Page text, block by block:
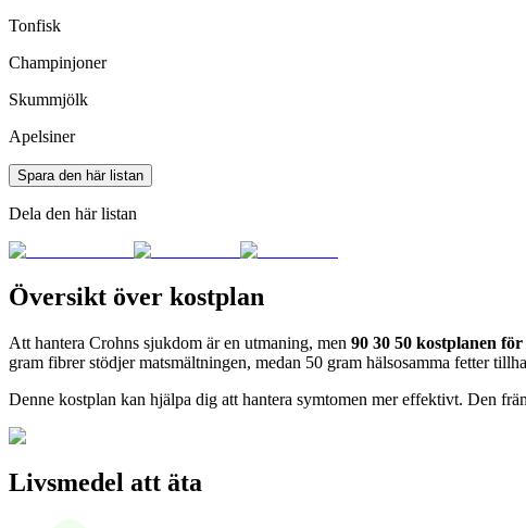
Tonfisk
Champinjoner
Skummjölk
Apelsiner
Spara den här listan
Dela den här listan
Översikt över kostplan
Att hantera Crohns sjukdom är en utmaning, men 90 30 50 kostplanen
gram fibrer stödjer matsmältningen, medan 50 gram hälsosamma fetter
Denne kostplan kan hjälpa dig att hantera symtomen mer effektivt. Den
Livsmedel att äta